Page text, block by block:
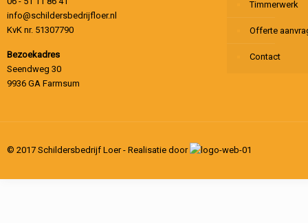
info@schildersbedrijfloer.nl
KvK nr. 51307790
Bezoekadres
Seendweg 30
9936 GA Farmsum
Timmerwerk
Offerte
Contact
© 2017 Schildersbedrijf Loer - Realisatie door